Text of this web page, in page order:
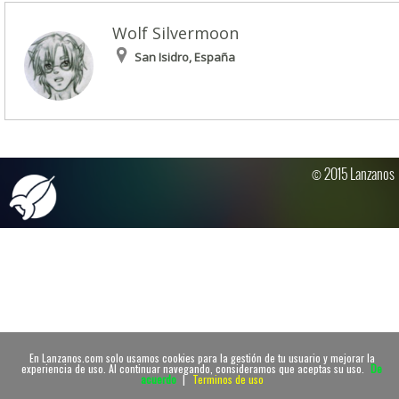
En Lanzanos.com solo usamos cookies para la gestión de tu usuario y mejorar la
experiencia de uso. Al continuar navegando, consideramos que aceptas su uso. De
acuerdo | Terminos de uso
Wolf Silvermoon
San Isidro, España
© 2015 Lanzanos